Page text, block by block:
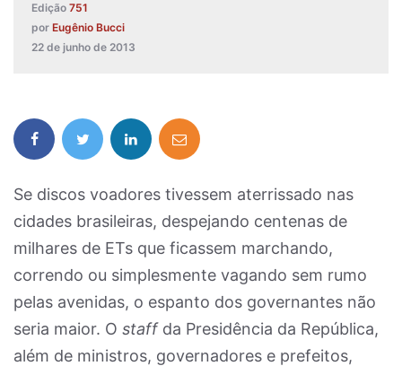
Edição 751
por Eugênio Bucci
22 de junho de 2013
Se discos voadores tivessem aterrissado nas
cidades brasileiras, despejando centenas de
milhares de ETs que ficassem marchando,
correndo ou simplesmente vagando sem rumo
pelas avenidas, o espanto dos governantes não
seria maior. O staffda Presidência da República,
além de ministros, governadores e prefeitos,